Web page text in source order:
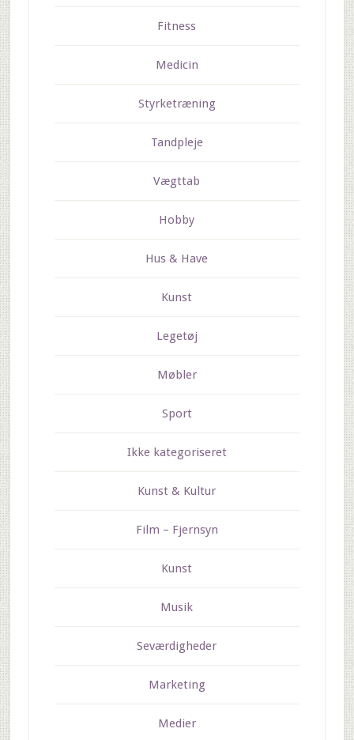
Fitness
Medicin
Styrketræning
Tandpleje
Vægttab
Hobby
Hus & Have
Kunst
Legetøj
Møbler
Sport
Ikke kategoriseret
Kunst & Kultur
Film – Fjernsyn
Kunst
Musik
Seværdigheder
Marketing
Medier